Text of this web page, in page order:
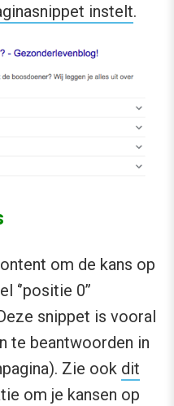
instelt.
om de kans op
‘’positie 0’’
snippet is vooral
te beantwoorden in
Zie ook dit
om je kansen op